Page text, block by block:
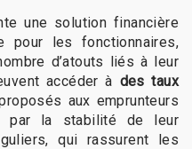
une solution financière
pour les fonctionnaires,
d’atouts liés à leur
accéder à des taux
aux emprunteurs
par la stabilité de leur
qui rassurent les